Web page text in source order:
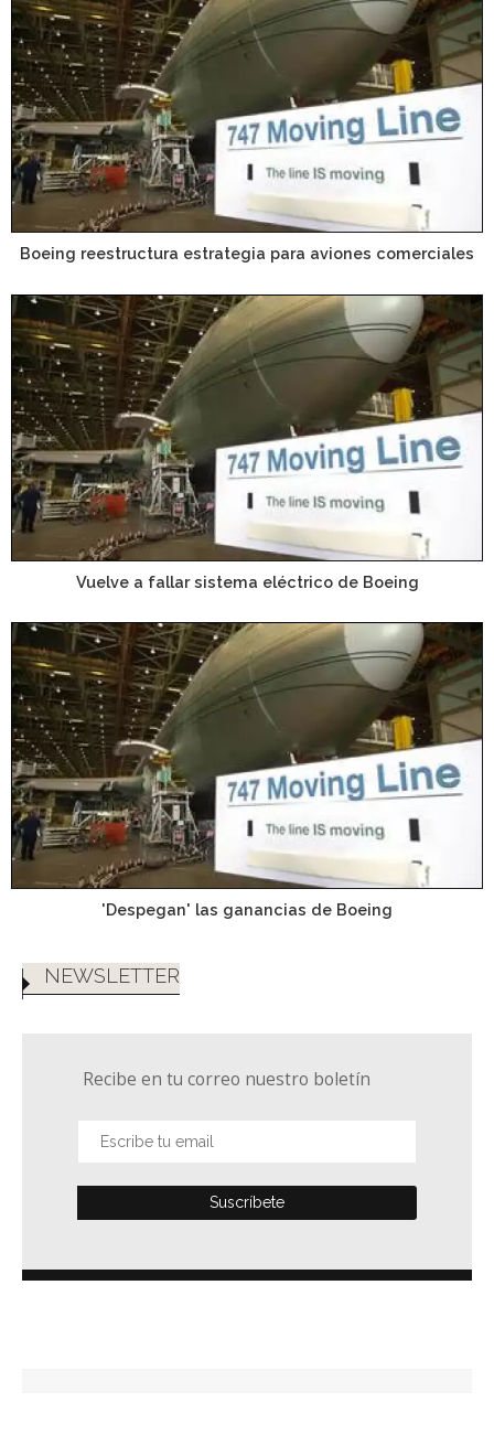
Boeing reestructura estrategia para aviones comerciales
Vuelve a fallar sistema eléctrico de Boeing
'Despegan' las ganancias de Boeing
NEWSLETTER
Recibe en tu correo nuestro boletín